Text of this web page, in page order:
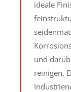
ideale
und
reinigen.